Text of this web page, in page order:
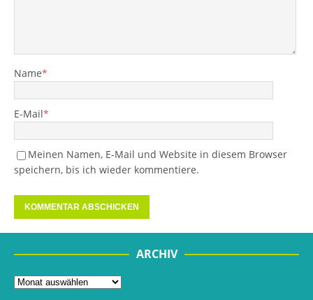
Name*
E-Mail*
Meinen Namen, E-Mail und Website in diesem Browser
speichern, bis ich wieder kommentiere.
ARCHIV